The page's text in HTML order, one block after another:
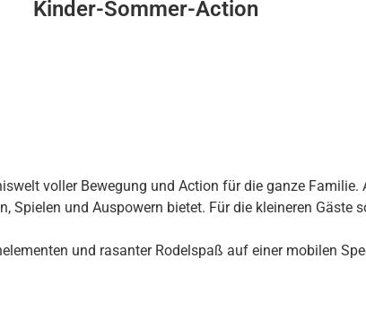
Kinder-Sommer-Action
voller Bewegung und Action für die ganze Familie.
und Auspowern bietet. Für die kleineren Gäste
und rasanter Rodelspaß auf einer mobilen